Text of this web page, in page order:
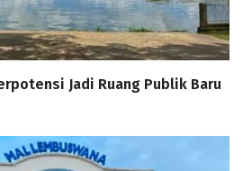
Jadi Ruang Publik Baru